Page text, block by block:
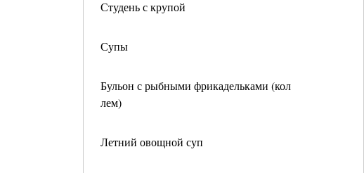
Студень с крупой
Супы
Бульон с рыбными фрикадельками (кол
лем)
Летний овощной суп